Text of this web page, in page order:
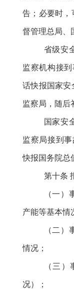
告；必要时，
督管理总局、
省级安
监察机构接
话快报国家安
监察局，随后
国家安
监察局接到
快报国务院总
第十条
（一）
产能等基本情
（二
情况；
（三
况）；